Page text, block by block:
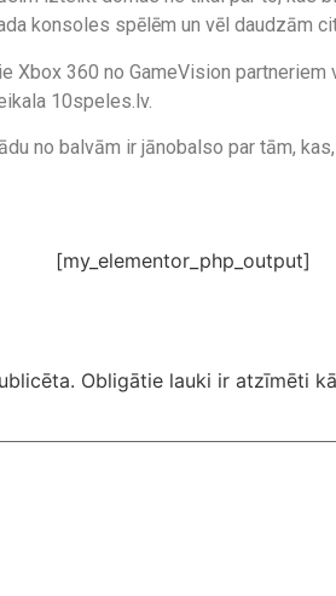
konsoles spēlēm un vēl daudzām
360 no GameVision partneriem
10speles.lv.
no balvām ir jānobalso par tām,
[my_elementor_php_output]
Obligātie lauki ir atzīmēti kā